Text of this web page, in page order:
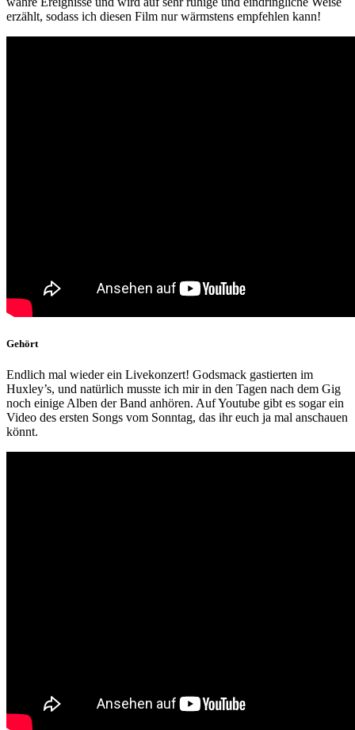
erzählt, sodass ich diesen Film nur wärmstens empfehlen kann!
Gehört
Endlich mal wieder ein Livekonzert! Godsmack gastierten im
Huxley’s, und natürlich musste ich mir in den Tagen nach dem Gig
noch einige Alben der Band anhören. Auf Youtube gibt es sogar ein
Video des ersten Songs vom Sonntag, das ihr euch ja mal anschauen
könnt.